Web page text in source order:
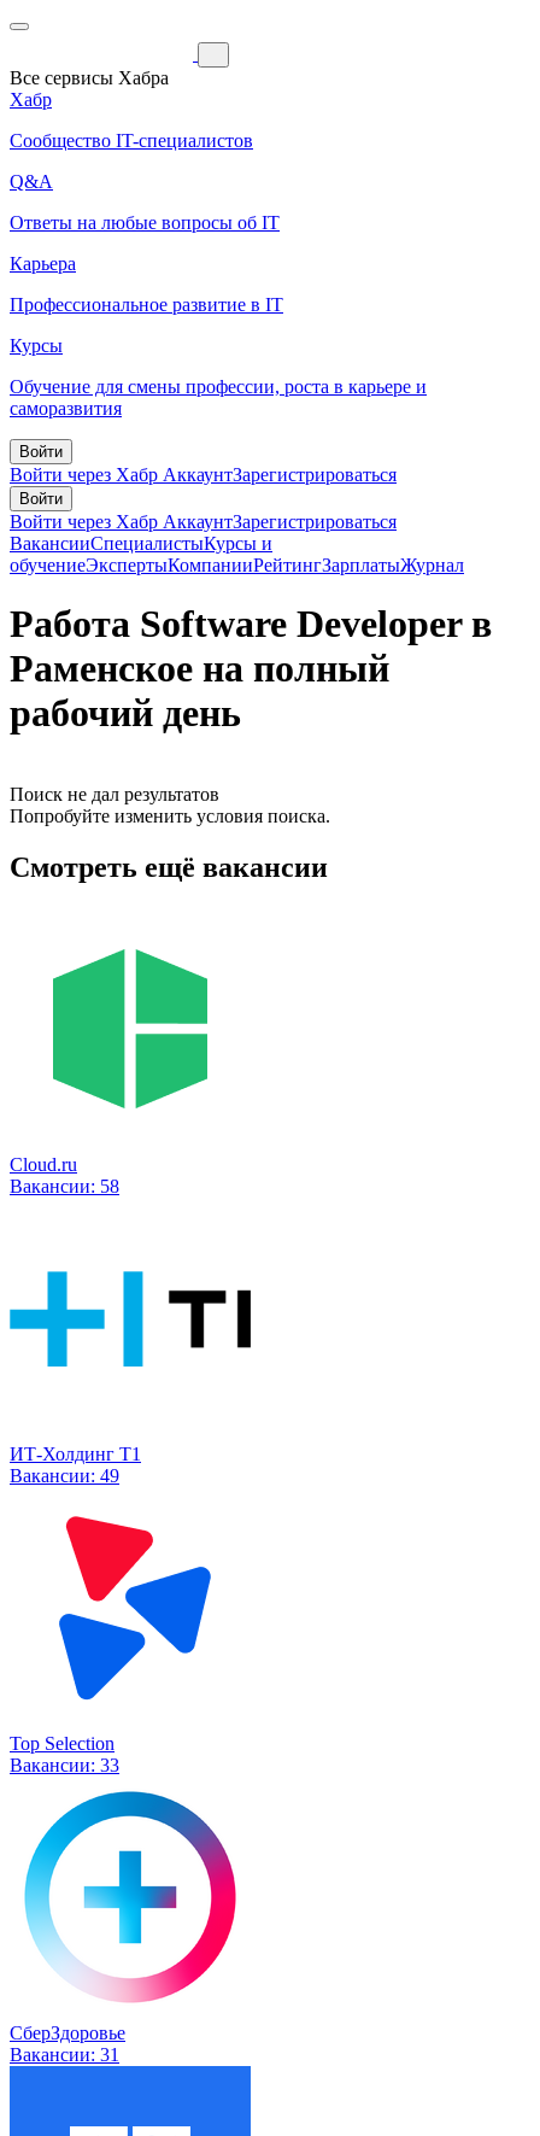
Все сервисы Хабра
Хабр
Сообщество IT-специалистов
Q&A
Ответы на любые вопросы об IT
Карьера
Профессиональное развитие в IT
Курсы
Обучение для смены профессии, роста в карьере и
саморазвития
Войти
Войти через Хабр АккаунтЗарегистрироваться
Войти
Войти через Хабр АккаунтЗарегистрироваться
ВакансииСпециалистыКурсы и
обучениеЭкспертыКомпанииРейтингЗарплатыЖурнал
Работа Software Developer в
Раменское на полный
рабочий день
Поиск не дал результатов
Попробуйте изменить условия поиска.
Смотреть ещё вакансии
Cloud.ru
Вакансии: 58
ИТ-Холдинг Т1
Вакансии: 49
Top Selection
Вакансии: 33
СберЗдоровье
Вакансии: 31